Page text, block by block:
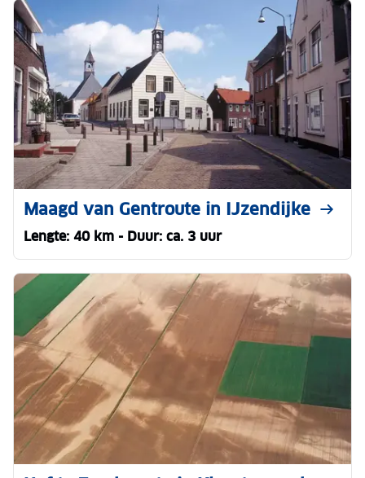
Maagd van Gentroute in IJzendijke
Lengte: 40 km - Duur: ca. 3 uur